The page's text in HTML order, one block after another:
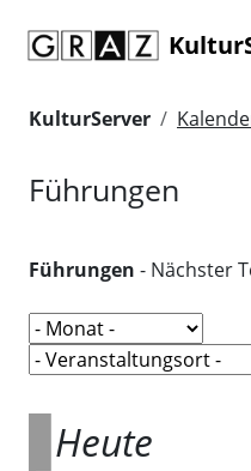
KulturServer
Führungen
Führungen - Nächster
Heute